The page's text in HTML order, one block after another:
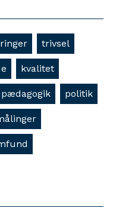
trivsel
kvalitet
pædagogik politik